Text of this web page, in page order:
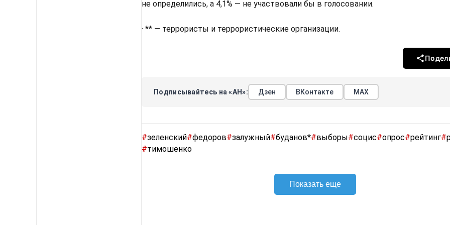
не определились, а 4,1% — не участвовали бы в голосовании.
· ** — террористы и террористические организации.
Подписывайтесь на «АН»: Дзен ВКонтакте МАХ
#зеленский#федоров#залужный#буданов*#выборы#социс#опрос#рейтинг#
#тимошенко
Показать еще